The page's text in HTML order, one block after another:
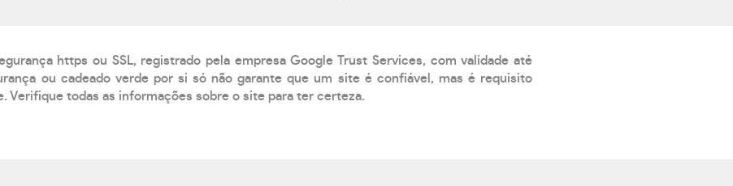
https ou SSL, registrado pela empresa Google Trust Services, com validade até
ou cadeado verde por si só não garante que um site é confiável, mas é requisito
Verifique todas as informações sobre o site para ter certeza.